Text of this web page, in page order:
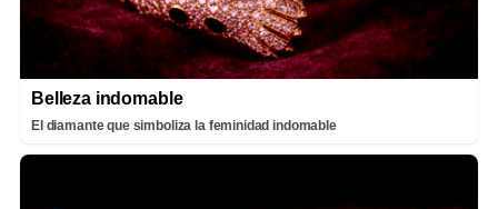
Belleza indomable
El diamante que simboliza la feminidad indomable